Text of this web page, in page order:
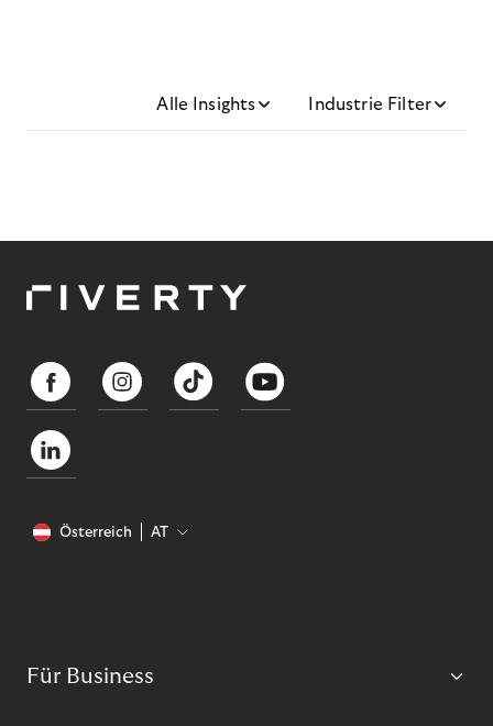
Alle Insights Industrie Filter
Österreich AT
Für Business